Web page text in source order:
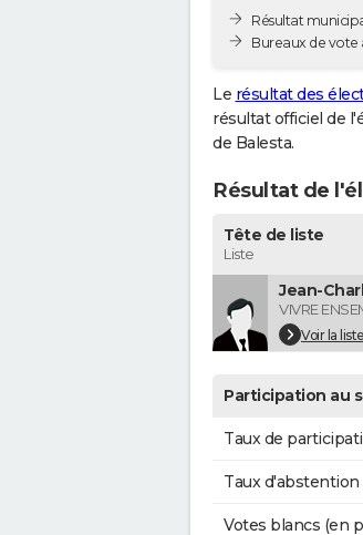
Résultat
Bureaux de vote
Le résultat des
résultat officiel de
de Balesta.
Résultat de
Tête de liste
Liste
Jean-
VIVRE
Voir la
Participation au
Taux de
Taux d'abstention
Votes blancs (en